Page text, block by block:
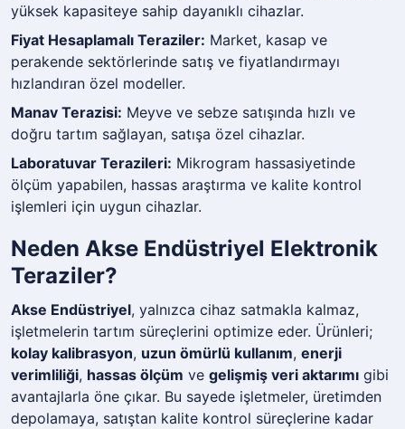
yüksek kapasiteye sahip dayanıklı cihazlar.
Fiyat Hesaplamalı Teraziler: Market, kasap ve
perakende sektörlerinde satış ve fiyatlandırmayı
hızlandıran özel modeller.
Manav Terazisi: Meyve ve sebze satışında hızlı ve
doğru tartım sağlayan, satışa özel cihazlar.
Laboratuvar Terazileri: Mikrogram hassasiyetinde
ölçüm yapabilen, hassas araştırma ve kalite kontrol
işlemleri için uygun cihazlar.
Neden Akse Endüstriyel Elektronik
Teraziler?
Akse Endüstriyel, yalnızca cihaz satmakla kalmaz,
işletmelerin tartım süreçlerini optimize eder. Ürünleri;
kolay kalibrasyon, uzun ömürlü kullanım, enerji
verimliliği, hassas ölçüm ve gelişmiş veri aktarımı gibi
avantajlarla öne çıkar. Bu sayede işletmeler, üretimden
depolamaya, satıştan kalite kontrol süreçlerine kadar